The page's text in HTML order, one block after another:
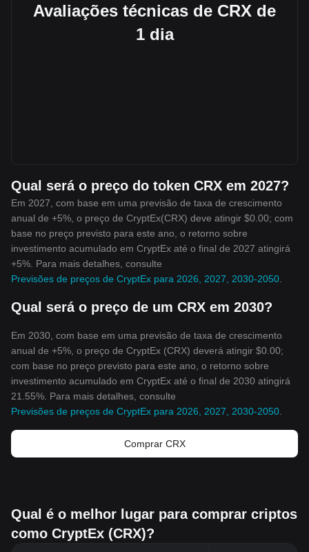
Avaliações técnicas de CRX de
1 dia
Qual será o preço do token CRX em 2027?
Em 2027, com base em uma previsão de taxa de crescimento
anual de +5%, o preço de CryptEx(CRX) deve atingir $0.00; com
base no preço previsto para este ano, o retorno sobre
investimento acumulado em CryptEx até o final de 2027 atingirá
+5%. Para mais detalhes, consulte
Previsões de preços de CryptEx para 2026, 2027, 2030-2050
Qual será o preço de um CRX em 2030?
Em 2030, com base em uma previsão de taxa de crescimento
anual de +5%, o preço de CryptEx (CRX) deverá atingir $0.00;
com base no preço previsto para este ano, o retorno sobre
investimento acumulado em CryptEx até o final de 2030 atingirá
21.55%. Para mais detalhes, consulte
Previsões de preços de CryptEx para 2026, 2027, 2030-2050
Comprar CRX
Qual é o melhor lugar para comprar criptos
como CryptEx (CRX)?